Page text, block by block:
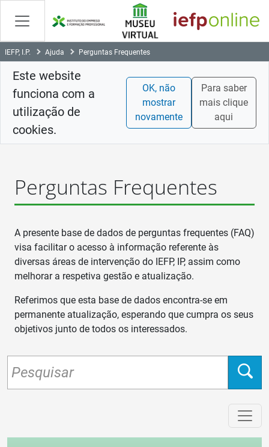
Skip
Content
IEFP, I.P. Ajuda Perguntas Frequentes
Este website
funciona com a
utilização de
cookies.
OK, não
mostrar
novamente
Para saber
mais clique
aqui
Perguntas Frequentes
A presente base de dados de perguntas frequentes (FAQ)
visa facilitar o acesso à informação referente às
diversas áreas de intervenção do IEFP, IP, assim como
melhorar a respetiva gestão e atualização.
Referimos que esta base de dados encontra-se em
permanente atualização, esperando que cumpra os seus
objetivos junto de todos os interessados.